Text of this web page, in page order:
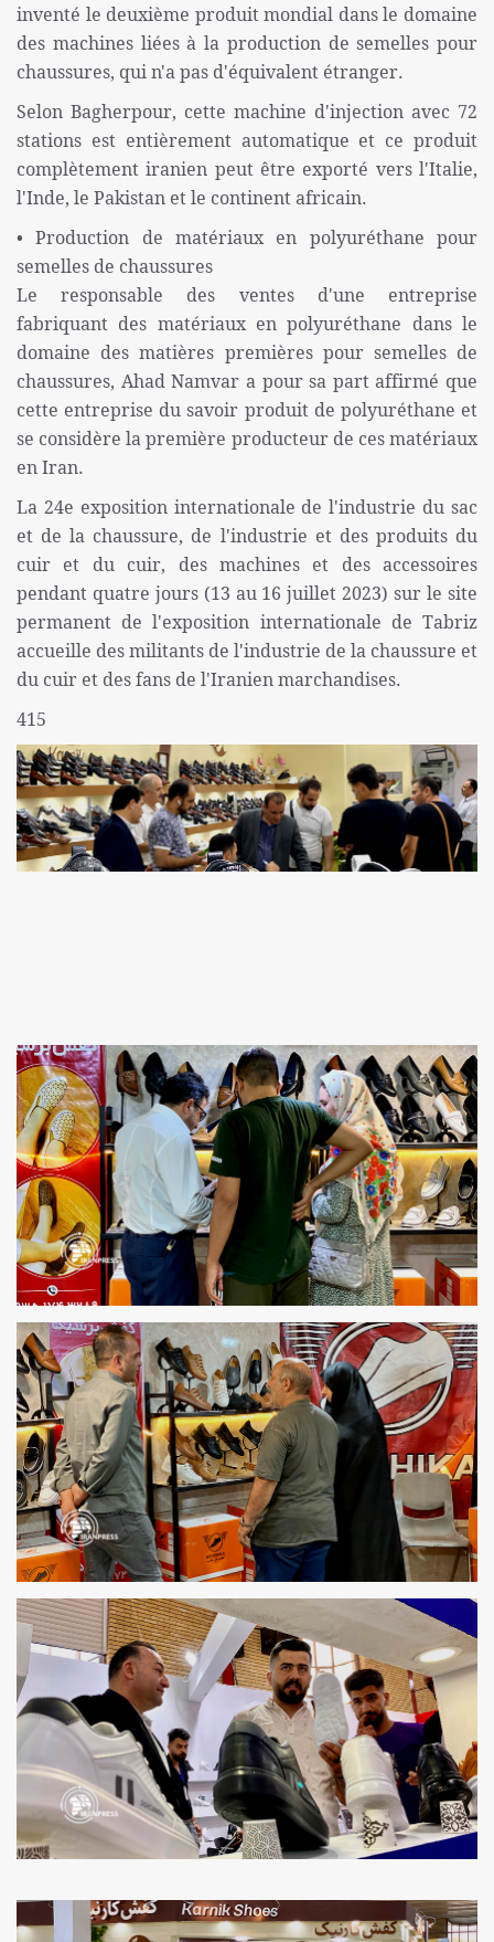
inventé le deuxième produit mondial dans le domaine
des machines liées à la production de semelles pour
chaussures, qui n'a pas d'équivalent étranger.
Selon Bagherpour, cette machine d'injection avec 72
stations est entièrement automatique et ce produit
complètement iranien peut être exporté vers l'Italie,
l'Inde, le Pakistan et le continent africain.
• Production de matériaux en polyuréthane pour
semelles de chaussures
Le responsable des ventes d'une entreprise
fabriquant des matériaux en polyuréthane dans le
domaine des matières premières pour semelles de
chaussures, Ahad Namvar a pour sa part affirmé que
cette entreprise du savoir produit de polyuréthane et
se considère la première producteur de ces matériaux
en Iran.
La 24e exposition internationale de l'industrie du sac
et de la chaussure, de l'industrie et des produits du
cuir et du cuir, des machines et des accessoires
pendant quatre jours (13 au 16 juillet 2023) sur le site
permanent de l'exposition internationale de Tabriz
accueille des militants de l'industrie de la chaussure et
du cuir et des fans de l'Iranien marchandises.
415